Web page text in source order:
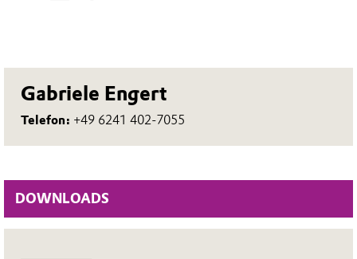
Gabriele Engert
Telefon: +49 6241 402-7055
DOWNLOADS